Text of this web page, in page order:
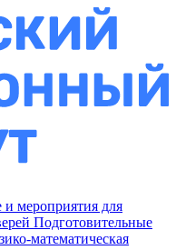
и мероприятия для
Подготовительные
математическая